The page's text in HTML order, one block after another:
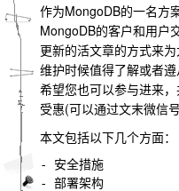
作为MongoDB的一名方
MongoDB的客户和用户
更新的活文章的方式来
维护时候值得了解或者
希望您也可以参与进来
受惠(可以通过文末微信
本文包括以下几个方面：
- 安全措施
- 部署架构